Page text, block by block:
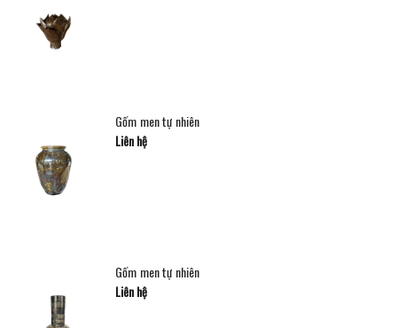
Gốm men tự nhiên
Liên hệ
Gốm men tự nhiên
Liên hệ